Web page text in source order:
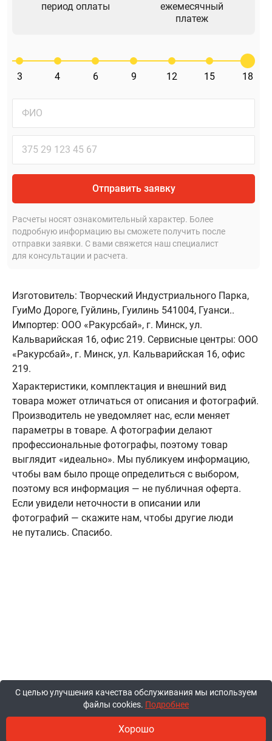
период оплаты
ежемесячный
платеж
18
15
12
9
6
4
3
Отправить заявку
Расчеты носят ознакомительный характер. Более
подробную информацию вы сможете получить после
отправки заявки. С вами свяжется наш специалист
для консультации и расчета.
Изготовитель: Творческий Индустриального Парка,
ГуиМо Дороге, Гуйлинь, Гуилинь 541004, Гуанси..
Импортер: ООО «Ракурсбай», г. Минск, ул.
Кальварийская 16, офис 219. Сервисные центры: ООО
«Ракурсбай», г. Минск, ул. Кальварийская 16, офис
219.
Характеристики, комплектация и внешний вид
товара может отличаться от описания и фотографий.
Производитель не уведомляет нас, если меняет
параметры в товаре. А фотографии делают
профессиональные фотографы, поэтому товар
выглядит «идеально». Мы публикуем информацию,
чтобы вам было проще определиться с выбором,
поэтому вся информация — не публичная оферта.
Если увидели неточности в описании или
фотографий — скажите нам, чтобы другие люди
не путались. Спасибо.
С целью улучшения качества обслуживания мы используем
файлы cookies. Подробнее
Хорошо